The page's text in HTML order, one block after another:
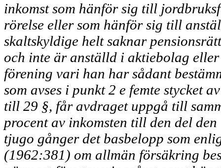
inkomst som hänför sig till
rörelse eller som hänför sig till
skaltskyldige helt saknar
och inte är anställd i aktiebolag eller
förening vari han har sådant
som avses i punkt 2 e femte stycket
till 29 §, får avdraget upp­gå till
pro­cent av inkomsten till den del
tjugo gånger det basbelopp som
(1962:381) om allmän försäkring